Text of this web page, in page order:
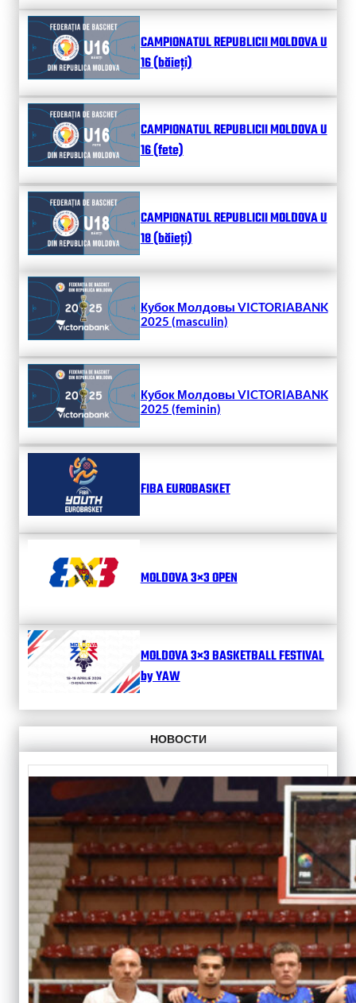
CAMPIONATUL REPUBLICII MOLDOVA U
16 (băieți)
CAMPIONATUL REPUBLICII MOLDOVA U
16 (fete)
CAMPIONATUL REPUBLICII MOLDOVA U
18 (băieți)
Кубок Молдовы VICTORIABANK
2025 (masculin)
Кубок Молдовы VICTORIABANK
2025 (feminin)
FIBA EUROBASKET
MOLDOVA 3×3 OPEN
MOLDOVA 3×3 BASKETBALL FESTIVAL
by YAW
НОВОСТИ